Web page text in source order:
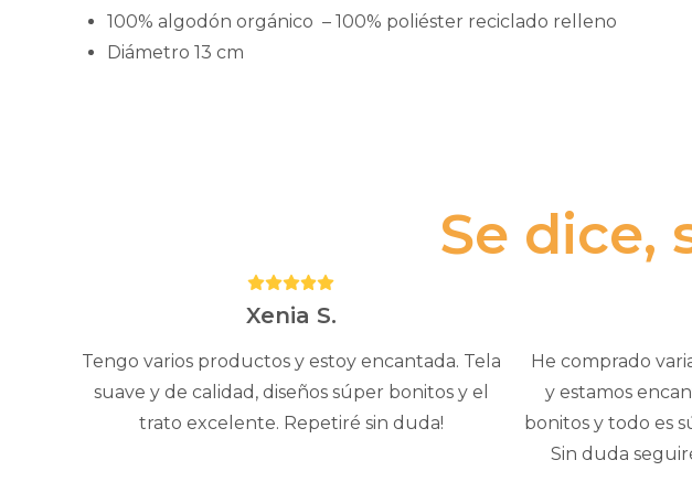
100% algodón orgánico – 100% poliéster reciclado relleno
Diámetro 13 cm
Se dice,
Puntuación:
5
Xenia S.
Tengo varios productos y estoy encantada. Tela
suave y de calidad, diseños súper bonitos y el
trato excelente. Repetiré sin duda!
He comprado
y estamos
bonitos y todo es
Sin duda